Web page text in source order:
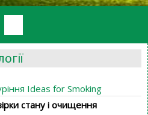
Ideas for Smoking
стану і очищення